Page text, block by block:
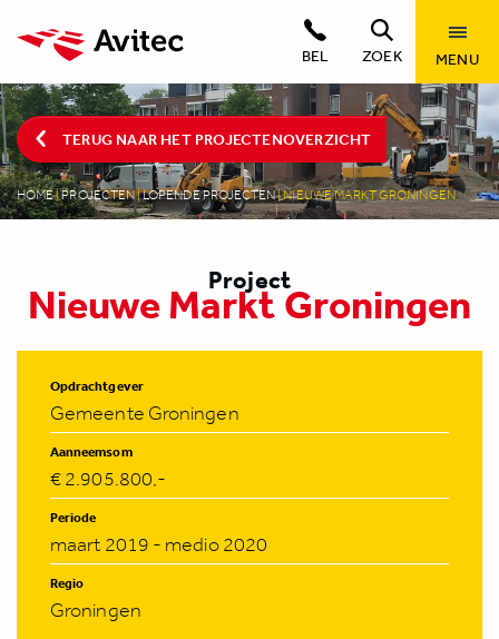
BEL ZOEK MENU
TERUG NAAR HET PROJECTENOVERZICHT
HOME|PROJECTEN|LOPENDE PROJECTEN|NIEUWE MARKT GRONINGEN
Project
Nieuwe Markt Groningen
Opdrachtgever
Gemeente Groningen
Aanneemsom
€ 2.905.800,-
Periode
maart 2019 - medio 2020
Regio
Groningen